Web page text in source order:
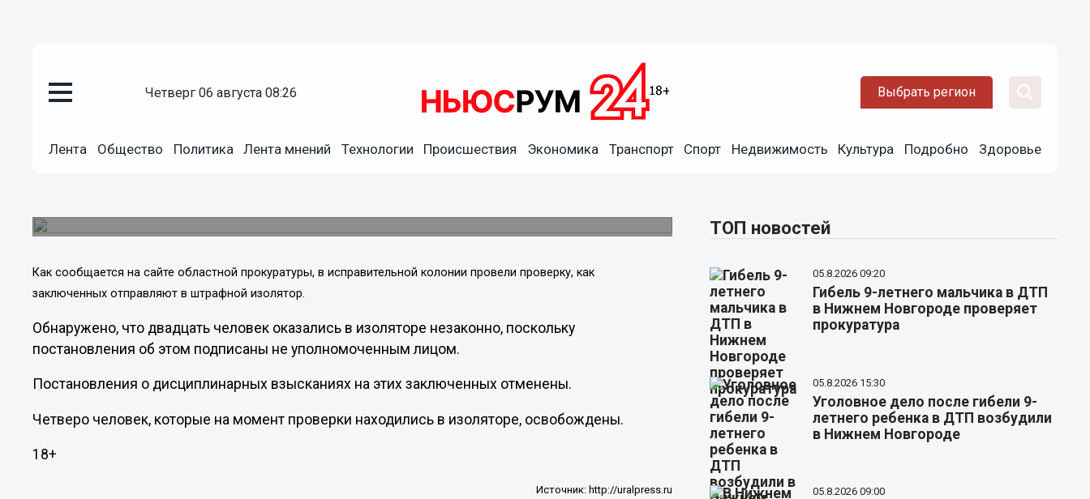
четверг 06 августа 08:26 Выбрать регион
Лента Общество Политика Лента мнений Технологии Происшествия Экономика Транспорт Спорт Недвижимость Культура Подробно Здоровье
Нижегородская прокуратура пресекла нарушения закона в
Как сообщается на сайте областной прокуратуры, в исправительной колонии провели проверку, как
заключенных отправляют в штрафной изолятор.
Обнаружено, что двадцать человек оказались в изоляторе незаконно, поскольку
постановления об этом подписаны не уполномоченным лицом.
Постановления о дисциплинарных взысканиях на этих заключенных отменены.
Четверо человек, которые на момент проверки находились в изоляторе, освобождены.
18+
Источник: http://uralpress.ru
ТОП новостей
05.8.2026 09:20
Гибель 9-летнего мальчика в ДТП
в Нижнем Новгороде проверяет
прокуратура
05.8.2026 15:30
Уголовное дело после гибели 9-
летнего ребенка в ДТП возбудили
в Нижнем Новгороде
05.8.2026 09:00